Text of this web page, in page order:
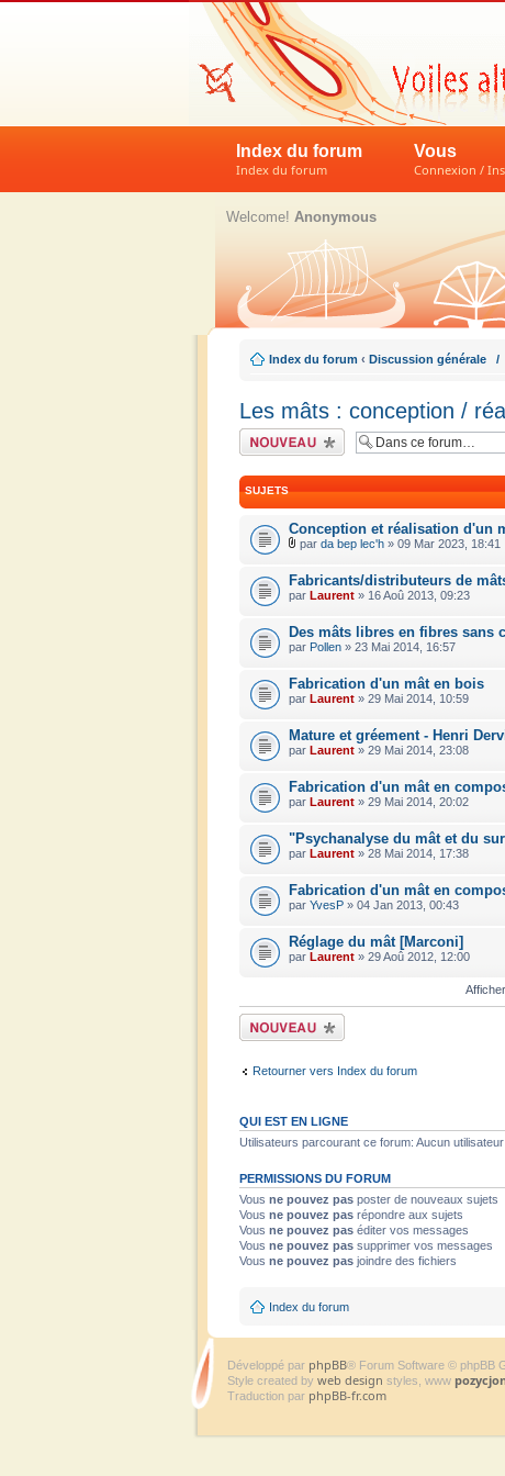
Index du forum
Index du forum
Vous
Connexion /
Welcome! Anonymous
Index du forum ‹ Discussion générale /
Les mâts : conception /
Écrire un nouveau
sujet
SUJETS
Conception et réalisation d'un
par da bep lec'h » 09 Mar 2023, 18:41
Fabricants/distributeurs de
par Laurent » 16 Aoû 2013, 09:23
Des mâts libres en fibres sans
par Pollen » 23 Mai 2014, 16:57
Fabrication d'un mât en bois
par Laurent » 29 Mai 2014, 10:59
Mature et gréement - Henri
par Laurent » 29 Mai 2014, 23:08
Fabrication d'un mât en
par Laurent » 29 Mai 2014, 20:02
"Psychanalyse du mât et du
par Laurent » 28 Mai 2014, 17:38
Fabrication d'un mât en
par YvesP » 04 Jan 2013, 00:43
Réglage du mât [Marconi]
par Laurent » 29 Aoû 2012, 12:00
Écrire un nouveau
sujet
Retourner vers Index du forum
QUI EST EN LIGNE
Utilisateurs parcourant ce forum: Aucun
PERMISSIONS DU FORUM
Vous ne pouvez pas poster de nouveaux sujets
Vous ne pouvez pas répondre aux sujets
Vous ne pouvez pas éditer vos messages
Vous ne pouvez pas supprimer vos messages
Vous ne pouvez pas joindre des fichiers
Index du forum
Développé par phpBB® Forum Software © phpBB
Style created by web design styles, www
Traduction par phpBB-fr.com